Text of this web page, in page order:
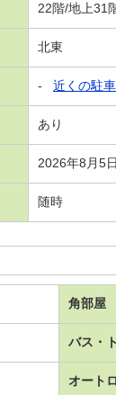
22階/地上31
北東
- 近くの駐
あり
2026年8月5
随時
角部屋
バス・
オート